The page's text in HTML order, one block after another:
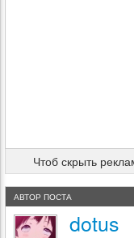
Чтоб скрыть
АВТОР ПОСТА
dotus